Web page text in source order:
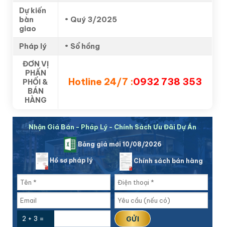
Dự kiến
bàn
giao
• Quý 3/2025
Pháp lý • Sổ hồng
ĐƠN VỊ
PHẤN
PHỐI &
BÁN
HÀNG
Hotline 24/7 :0932 738 353
Nhận Giá Bán - Pháp Lý - Chính Sách Ưu Đãi Dự Án
Bảng giá mới 10/08/2026
Hồ sơ pháp lý Chính sách bán hàng
2 + 3 =